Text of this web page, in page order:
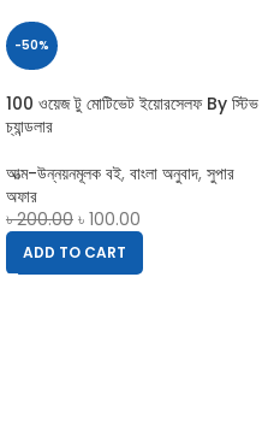
-50%
100 ওয়েজ টু মোটিভেট ইয়োরসেলফ By স্টিভ
চ্যান্ডলার
আত্ম-উন্নয়নমূলক বই, বাংলা অনুবাদ, সুপার
অফার
৳200.00 ৳ 100.00
ADD TO CART